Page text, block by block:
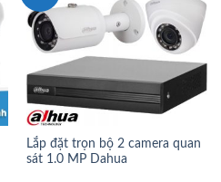
Lắp đặt trọn bộ 2 camera quan
sát 1.0 MP Dahua